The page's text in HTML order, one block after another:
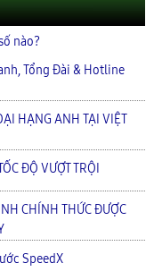
nào?
Tổng Đài & Hotline
HẠNG ANH TẠI VIỆT
ĐỘ VƯỢT TRỘI
CHÍNH THỨC ĐƯỢC
SpeedX